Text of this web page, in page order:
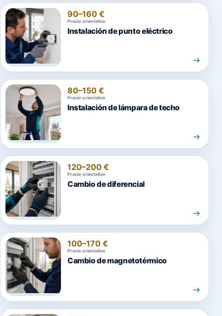
90–160 €
Precio orientativo
Instalación de punto eléctrico
80–150 €
Precio orientativo
Instalación de lámpara de techo
120–200 €
Precio orientativo
Cambio de diferencial
100–170 €
Precio orientativo
Cambio de magnetotérmico